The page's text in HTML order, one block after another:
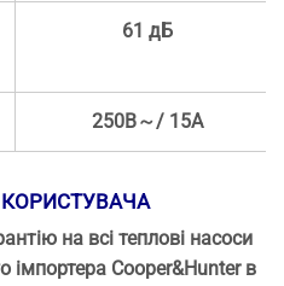
61 дБ
250В～/ 15A
КОРИСТУВАЧА
на всі теплові насоси
імпортера Cooper&Hunter в